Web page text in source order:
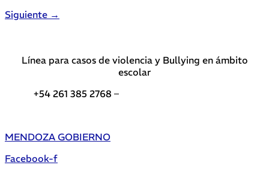
Siguiente →
Línea para casos de violencia y Bullying en ámbito
escolar
+54 261 385 2768 –
MENDOZA GOBIERNO
Facebook-f